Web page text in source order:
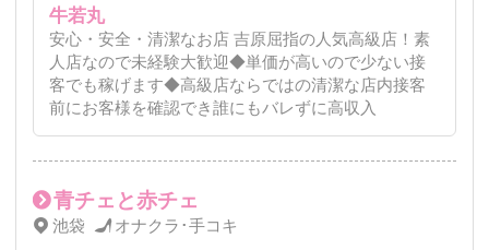
牛若丸
安心・安全・清潔なお店 吉原屈指の人気高級店！素
人店なので未経験大歓迎◆単価が高いので少ない接
客でも稼げます◆高級店ならではの清潔な店内接客
前にお客様を確認でき誰にもバレずに高収入
青チェと赤チェ
池袋 オナクラ･手コキ